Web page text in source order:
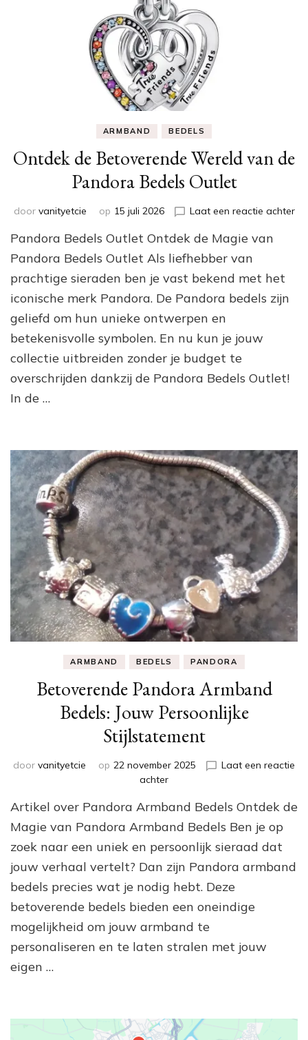
ARMBAND BEDELS
Ontdek de Betoverende Wereld van de
Pandora Bedels Outlet
door vanityetcie op 15 juli 2026 Laat een reactie achterop
Pandora Bedels Outlet Ontdek de Magie van
Pandora Bedels Outlet Als liefhebber van
prachtige sieraden ben je vast bekend met het
iconische merk Pandora. De Pandora bedels zijn
geliefd om hun unieke ontwerpen en
betekenisvolle symbolen. En nu kun je jouw
collectie uitbreiden zonder je budget te
overschrijden dankzij de Pandora Bedels Outlet!
In de …
ARMBAND BEDELS PANDORA
Betoverende Pandora Armband
Bedels: Jouw Persoonlijke
Stijlstatement
door vanityetcie op 22 november 2025
Laat een reactie
achterop
Pandora
Armband
Jouw
Persoonlijke
Stijlstatement
Artikel over Pandora Armband Bedels Ontdek de
Magie van Pandora Armband Bedels Ben je op
zoek naar een uniek en persoonlijk sieraad dat
jouw verhaal vertelt? Dan zijn Pandora armband
bedels precies wat je nodig hebt. Deze
betoverende bedels bieden een oneindige
mogelijkheid om jouw armband te
personaliseren en te laten stralen met jouw
eigen …